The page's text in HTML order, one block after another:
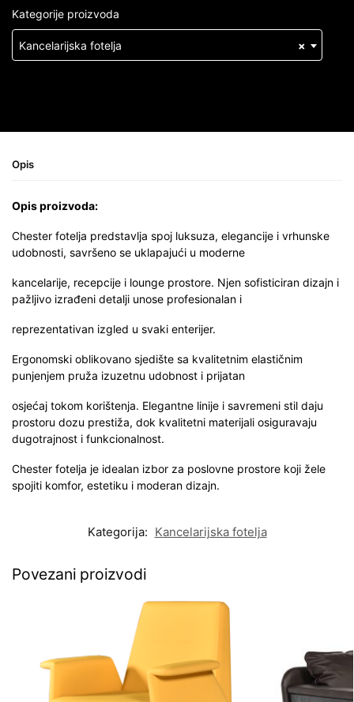
Kategorije proizvoda
×
Kancelarijska fotelja
Opis
Opis proizvoda:
Chester fotelja predstavlja spoj luksuza, elegancije i vrhunske
udobnosti, savršeno se uklapajući u moderne
kancelarije, recepcije i lounge prostore. Njen sofisticiran dizajn i
pažljivo izrađeni detalji unose profesionalan i
reprezentativan izgled u svaki enterijer.
Ergonomski oblikovano sjedište sa kvalitetnim elastičnim
punjenjem pruža izuzetnu udobnost i prijatan
osjećaj tokom korištenja. Elegantne linije i savremeni stil daju
prostoru dozu prestiža, dok kvalitetni materijali osiguravaju
dugotrajnost i funkcionalnost.
Chester fotelja je idealan izbor za poslovne prostore koji žele
spojiti komfor, estetiku i moderan dizajn.
Kategorija: Kancelarijska fotelja
Povezani proizvodi